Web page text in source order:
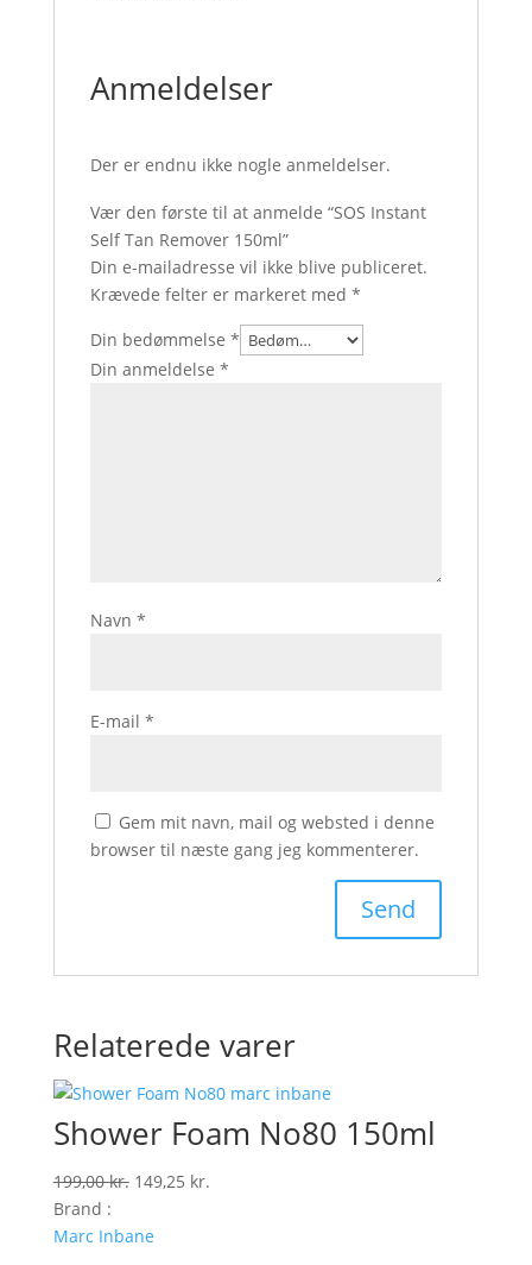
Anmeldelser
Der er endnu ikke nogle anmeldelser.
Vær den første til at anmelde “SOS Instant
Self Tan Remover 150ml”
Din e-mailadresse vil ikke blive publiceret.
Krævede felter er markeret med *
Din bedømmelse *
Din anmeldelse *
Navn *
E-mail *
Gem mit navn, mail og websted i denne
browser til næste gang jeg kommenterer.
Relaterede varer
Shower Foam No80 150ml
199,00kr. Den
pris
149,25 kr.Den
Brand :
Marc Inbane